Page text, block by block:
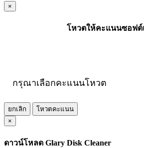
×
โหวตให้คะแนนซอฟต์
กรุณาเลือกคะแนนโหวต
ยกเลิก
โหวตคะแนน
×
ดาวน์โหลด Glary Disk Cleaner